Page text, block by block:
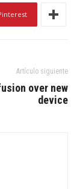
Artículo siguiente
over new
device